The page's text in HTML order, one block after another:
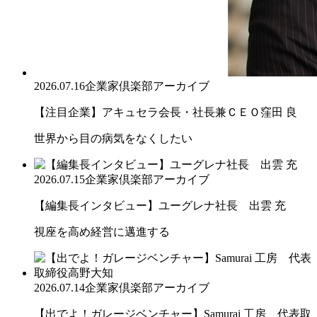
2026.07.16企業家倶楽部アーカイブ
【注目企業】アキュセラ会長・社長兼ＣＥＯ窪田 良
世界から目の病気をなくしたい
2026.07.15企業家倶楽部アーカイブ
【編集長インタビュー】ユーグレナ社長 出雲 充
視座を高め経営に邁進する
2026.07.14企業家倶楽部アーカイブ
【出でよ！ガレージベンチャー】Samurai 工房 代表取